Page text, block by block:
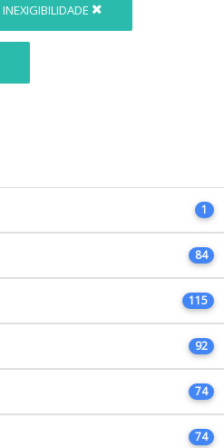
INEXIGIBILIDADE
1
84
115
92
74
74